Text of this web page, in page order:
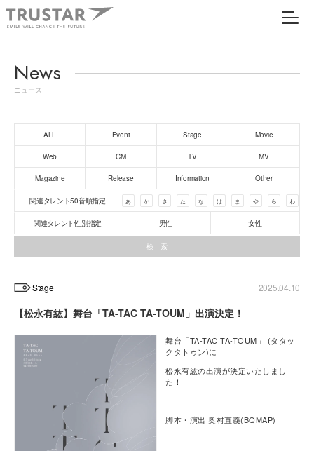
News
ニュース
ALL Event Stage Movie
Web CM TV MV
Magazine Release Information Other
関連タレント50音順指定 あ か さ た な は ま や ら わ
関連タレント性別指定 男性 女性
Stage 2025.04.10
【松永有紘】舞台「TA-TAC TA-TOUM」出演決定！
舞台「TA-TAC TA-TOUM」 (タタッ
クタトゥン)に
松永有紘の出演が決定いたしまし
た！
脚本・演出 奥村直義(BQMAP)